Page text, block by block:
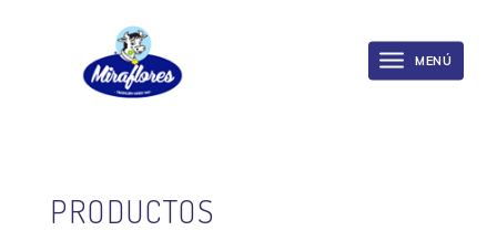
Toggle
MENÚ
PRODUCTOS